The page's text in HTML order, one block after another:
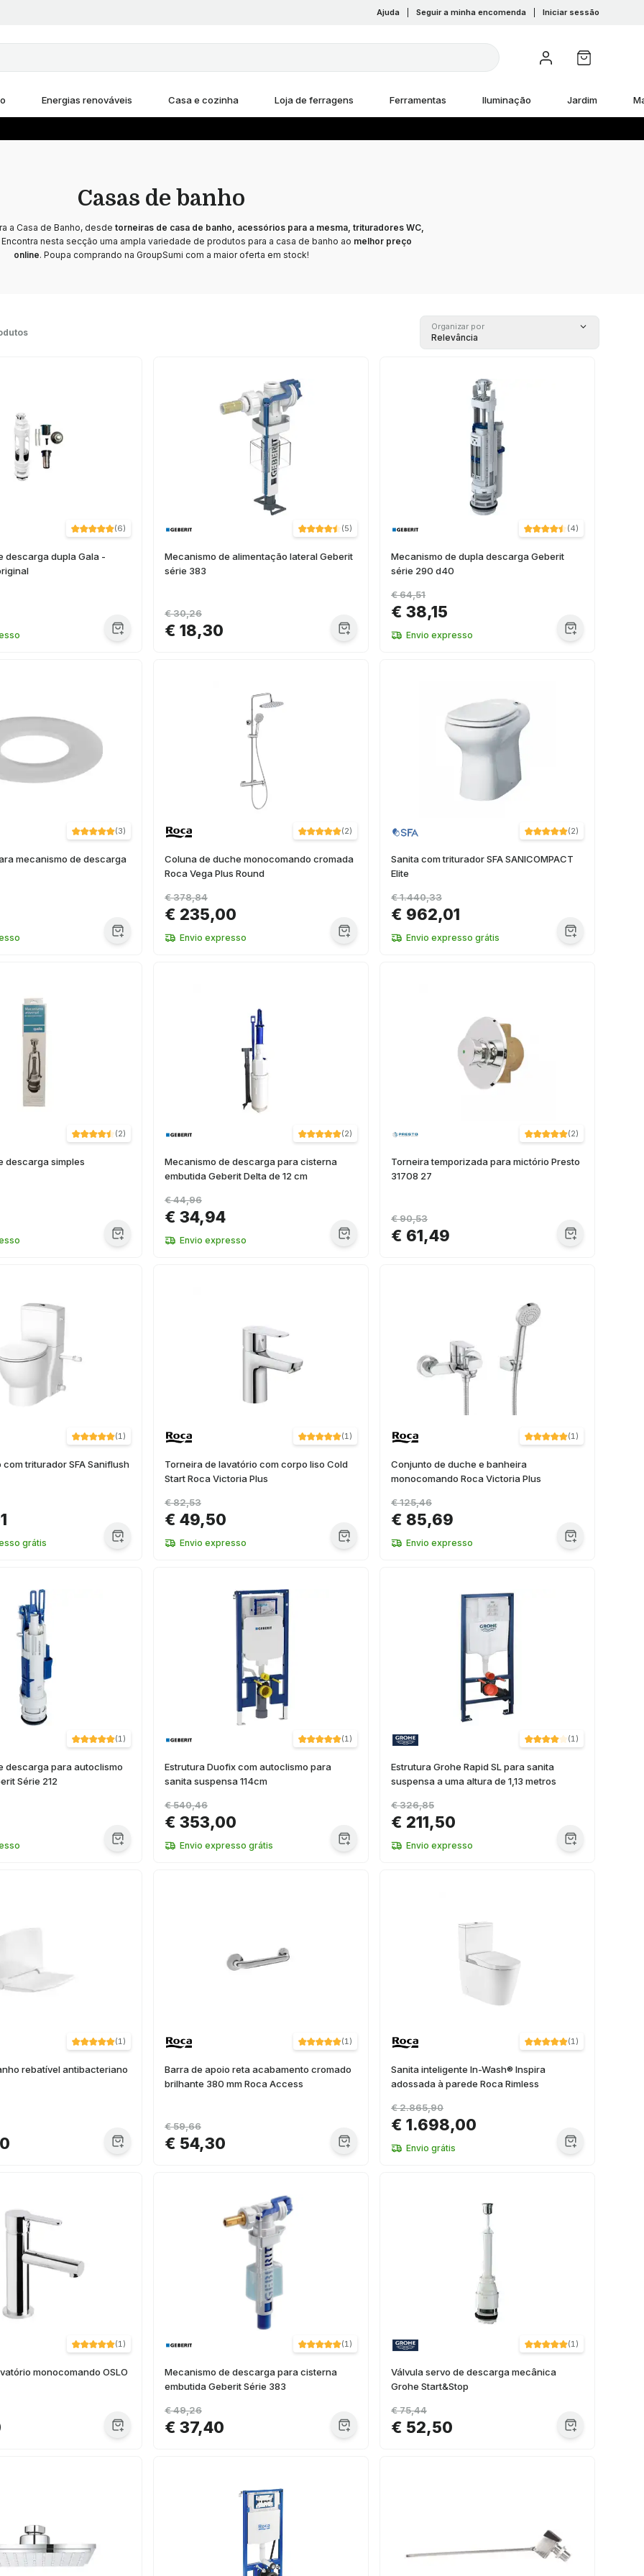
Ajuda Seguir a minha encomenda Iniciar sessão
Energias renováveis Casa e cozinha Loja de ferragens Ferramentas Iluminação Jardim
Casas de banho
a Casa de Banho, desde torneiras de casa de banho, acessórios para a mesma, trituradores WC,
nesta secção uma ampla variedade de produtos para a casa de banho ao melhor preço
online. Poupa comprando na GroupSumi com a maior oferta em stock!
Organizar por
Relevância
(6)
descarga dupla Gala -
(5)
Mecanismo de alimentação lateral Geberit
série 383
€ 18,30
€ 30,26
(4)
Mecanismo de dupla descarga Geberit
série 290 d40
€ 38,15
€ 64,51
Envio expresso
(3)
mecanismo de descarga
(2)
Coluna de duche monocomando cromada
Roca Vega Plus Round
€ 235,00
€ 378,84
Envio expresso
(2)
Sanita com triturador SFA SANICOMPACT
Elite
€ 962,01
€ 1.440,33
Envio expresso grátis
(2)
descarga simples
(2)
Mecanismo de descarga para cisterna
embutida Geberit Delta de 12 cm
€ 34,94
€ 44,96
Envio expresso
(2)
Torneira temporizada para mictório Presto
31708 27
€ 61,49
€ 90,53
(1)
com triturador SFA Saniflush
grátis
(1)
Torneira de lavatório com corpo liso Cold
Start Roca Victoria Plus
€ 49,50
€ 82,53
Envio expresso
(1)
Conjunto de duche e banheira
monocomando Roca Victoria Plus
€ 85,69
€ 125,46
Envio expresso
(1)
descarga para autoclismo
Série 212
(1)
Estrutura Duofix com autoclismo para
sanita suspensa 114cm
€ 353,00
€ 540,46
Envio expresso grátis
(1)
Estrutura Grohe Rapid SL para sanita
suspensa a uma altura de 1,13 metros
€ 211,50
€ 326,85
Envio expresso
(1)
rebatível antibacteriano
(1)
Barra de apoio reta acabamento cromado
brilhante 380 mm Roca Access
€ 54,30
€ 59,66
(1)
Sanita inteligente In-Wash® Inspira
adossada à parede Roca Rimless
€ 1.698,00
€ 2.865,90
Envio grátis
(1)
monocomando OSLO
(1)
Mecanismo de descarga para cisterna
embutida Geberit Série 383
€ 37,40
€ 49,26
(1)
Válvula servo de descarga mecânica
Grohe Start&Stop
€ 52,50
€ 75,44